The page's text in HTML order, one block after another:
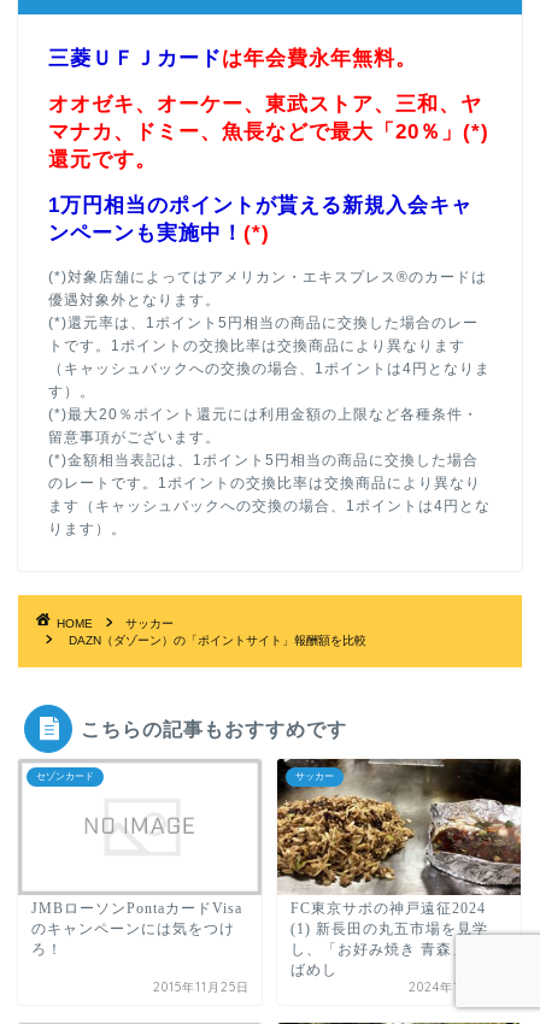
三菱ＵＦＪカードは年会費永年無料。
オオゼキ、オーケー、東武ストア、三和、ヤ
マナカ、ドミー、魚長などで最大「20％」(*)
還元です。
1万円相当のポイントが貰える新規入会キャ
ンペーンも実施中！ (*)
(*)対象店舗によってはアメリカン・エキスプレス®のカードは
優遇対象外となります。
(*)還元率は、1ポイント5円相当の商品に交換した場合のレー
トです。1ポイントの交換比率は交換商品により異なります
（キャッシュバックへの交換の場合、1ポイントは4円となりま
す）。
(*)最大20％ポイント還元には利用金額の上限など各種条件・
留意事項がございます。
(*)金額相当表記は、1ポイント5円相当の商品に交換した場合
のレートです。1ポイントの交換比率は交換商品により異なり
ます（キャッシュバックへの交換の場合、1ポイントは4円とな
ります）。
HOME
サッカー
DAZN（ダゾーン）の「ポイントサイト」報酬額を比較
こちらの記事もおすすめです
セゾンカード
JMBローソンPontaカードVisa
のキャンペーンには気をつけ
ろ！
2015年11月25日
サッカー
FC東京サポの神戸遠征2024
(1) 新長田の丸五市場を見学
し、「お好み焼き 青森」でそ
ばめし
2024年10月27日